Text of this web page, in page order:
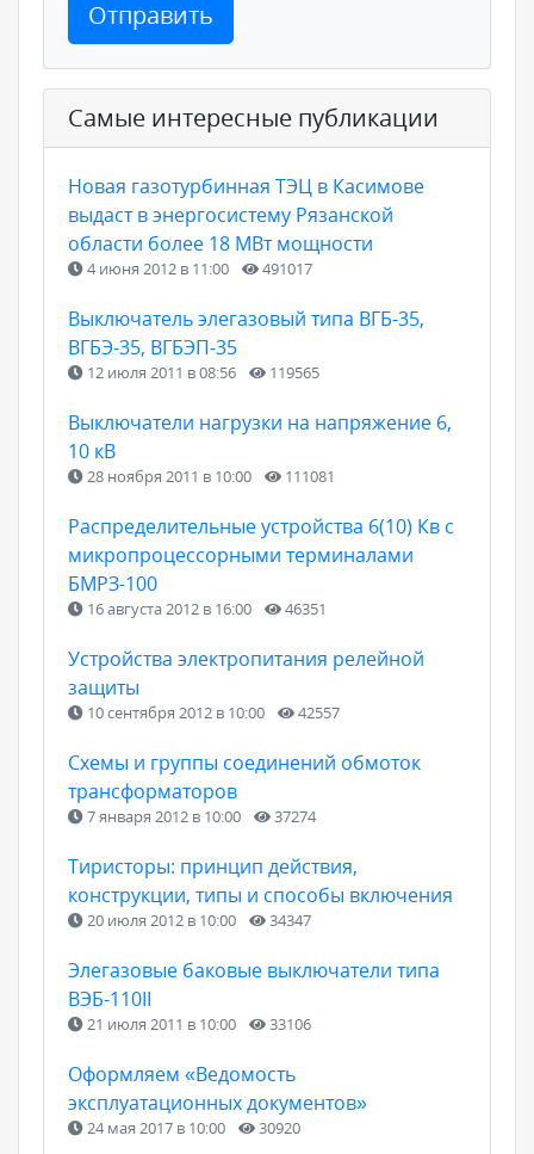
Отправить
Самые интересные публикации
Новая газотурбинная ТЭЦ в Касимове
выдаст в энергосистему Рязанской
области более 18 МВт мощности
4 июня 2012 в 11:00 491017
Выключатель элегазовый типа ВГБ-35,
ВГБЭ-35, ВГБЭП-35
12 июля 2011 в 08:56 119565
Выключатели нагрузки на напряжение 6,
10 кВ
28 ноября 2011 в 10:00 111081
Распределительные устройства 6(10) Кв с
микропроцессорными терминалами
БМРЗ-100
16 августа 2012 в 16:00 46351
Устройства электропитания релейной
защиты
10 сентября 2012 в 10:00 42557
Схемы и группы соединений обмоток
трансформаторов
7 января 2012 в 10:00 37274
Тиристоры: принцип действия,
конструкции, типы и способы включения
20 июля 2012 в 10:00 34347
Элегазовые баковые выключатели типа
ВЭБ-110II
21 июля 2011 в 10:00 33106
Оформляем «Ведомость
эксплуатационных документов»
24 мая 2017 в 10:00 30920